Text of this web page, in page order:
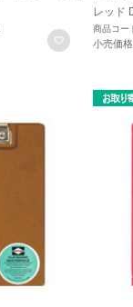
お気に入り
レッド
商品コー
小売価格